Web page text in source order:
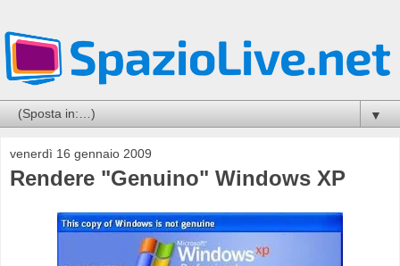
▼
venerdì 16 gennaio 2009
Rendere "Genuino" Windows XP